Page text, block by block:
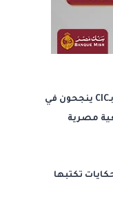
طلاب هندسة الاتصالات بـCIC ينجحون في
مصرية
تكتبها